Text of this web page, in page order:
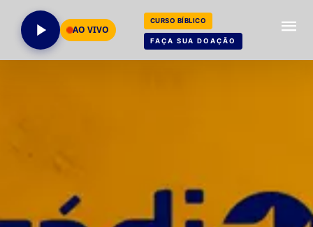
AO VIVO
CURSO BÍBLICO
FAÇA SUA DOAÇÃO